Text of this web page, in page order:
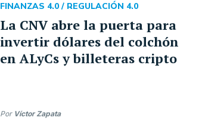
La CNV abre la puerta para
invertir dólares del colchón
en ALyCs y billeteras cripto
FINANZAS 4.0 / REGULACIÓN 4.0
Por Víctor Zapata